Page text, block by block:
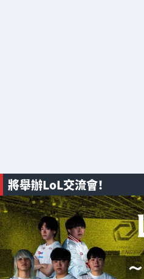
將舉辦LoL交流會！